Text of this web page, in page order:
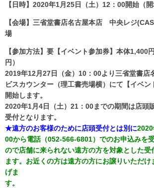
【日時】2020年1月25日（土）12：00開始（開
【会場】三省堂書店名古屋本店 中央レジ
場
【参加方法】要【イベント参加券】本体1,400
円）
2019年12月27日（金）10：00より三省堂書店
ビスカウンター（理工書売場横）にて【イベン
開始します。
2020年1月4日（土）21：00までの期間は店頭
受付となります。
★遠方のお客様のために店頭受付とは別に2020
00から電話（052-566-6801）でのお申込みを
ので店舗に来られない遠方の方を対象とした受
ます。お近くの方は遠方の方にお譲りいただけ
げま